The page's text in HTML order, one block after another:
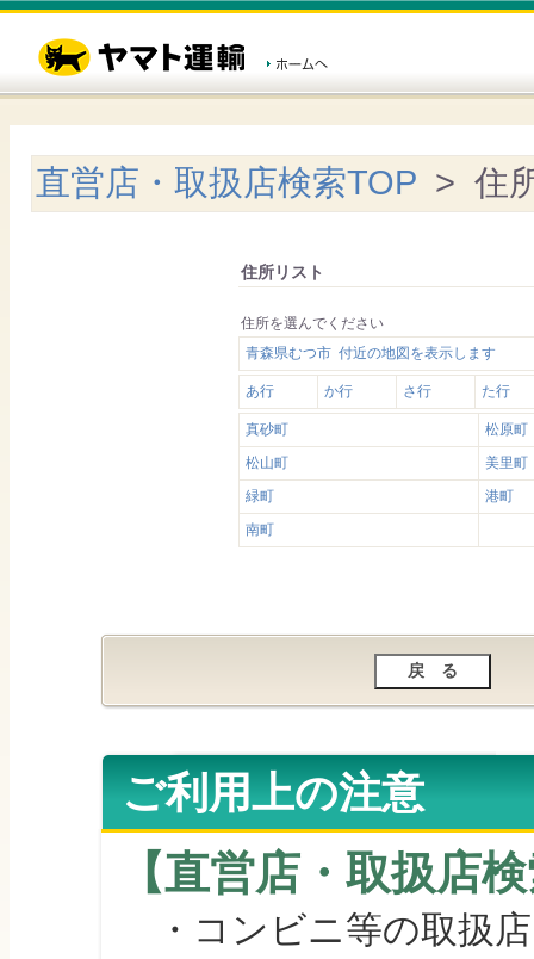
直営店・取扱店検索TOP > 住
住所リスト
住所を選んでください
青森県むつ市 付近の地図を表示します
あ行 か行 さ行 た行
真砂町
松原町
松山町
美里町
緑町
港町
南町
ご利用上の注意
【直営店・取扱店
・コンビニ等の取扱